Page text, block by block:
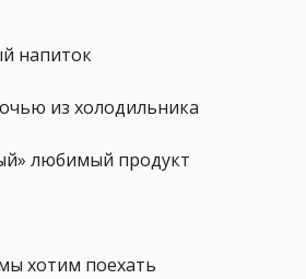
напиток
из холодильника
любимый продукт
хотим поехать